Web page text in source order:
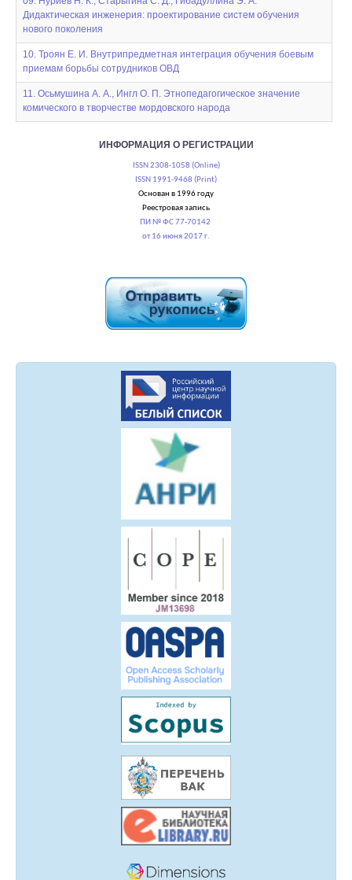
Дидактическая инженерия: проектирование систем обучения
нового поколения
10. Троян Е. И. Внутрипредметная интеграция обучения боевым
приемам борьбы сотрудников ОВД
11. Осьмушина А. А., Ингл О. П. Этнопедагогическое значение
комического в творчестве мордовского народа
ИНФОРМАЦИЯ О РЕГИСТРАЦИИ
ISSN 2308-1058 (Online)
ISSN 1991-9468 (Print)
Основан в 1996 году
Реестровая запись
ПИ № ФС 77-70142
от 16 июня 2017 г.